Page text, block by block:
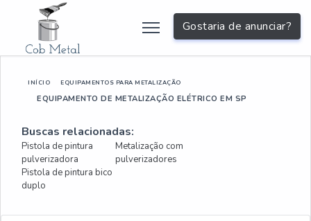
Gostaria de anunciar?
INÍCIO EQUIPAMENTOS PARA METALIZAÇÃO
EQUIPAMENTO DE METALIZAÇÃO ELÉTRICO EM SP
Buscas relacionadas:
Pistola de pintura
pulverizadora
Metalização com
pulverizadores
Pistola de pintura bico
duplo